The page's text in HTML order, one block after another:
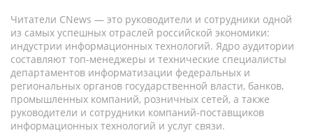
Читатели CNews — это руководители и сотрудники одной
из самых успешных отраслей российской экономики:
индустрии информационных технологий. Ядро аудитории
составляют топ-менеджеры и технические специалисты
департаментов информатизации федеральных и
региональных органов государственной власти, банков,
промышленных компаний, розничных сетей, а также
руководители и сотрудники компаний-поставщиков
информационных технологий и услуг связи.